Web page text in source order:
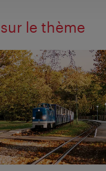
le thème